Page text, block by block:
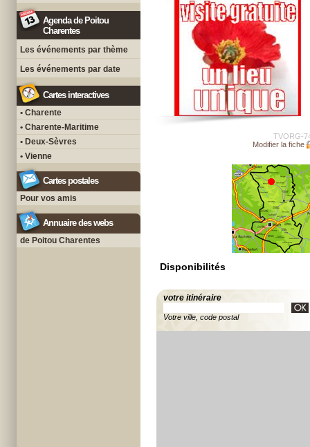
Agenda de Poitou
Charentes
Les événements par thème
Les événements par date
Cartes interactives
• Charente
• Charente-Maritime
• Deux-Sèvres
• Vienne
Cartes postales
Pour vos amis
Annuaire des webs
de Poitou Charentes
TVORG-
Modifier la fiche
Disponibilités
votre itinéraire
Votre ville, code postal